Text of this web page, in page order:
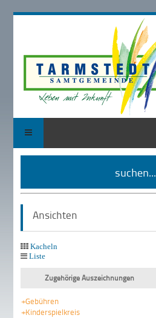
suchen...
Ansichten
Kacheln
Liste
Zugehörige Auszeichnungen
+Gebühren
+Kinderspielkreis